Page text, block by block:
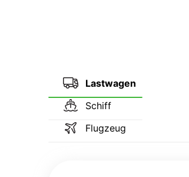
Lastwagen
Schiff
Flugzeug